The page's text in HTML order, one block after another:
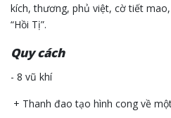
kích, thương, phủ việt, cờ tiết mao,
“Hồi Tị”.
Quy cách
- 8 vũ khí
+ Thanh đao tạo hình cong về